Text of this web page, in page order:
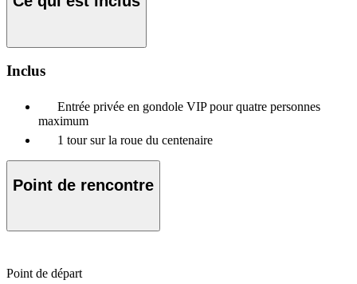
Inclus
Entrée privée en gondole VIP pour quatre personnes
maximum
1 tour sur la roue du centenaire
Point de rencontre
Point de départ